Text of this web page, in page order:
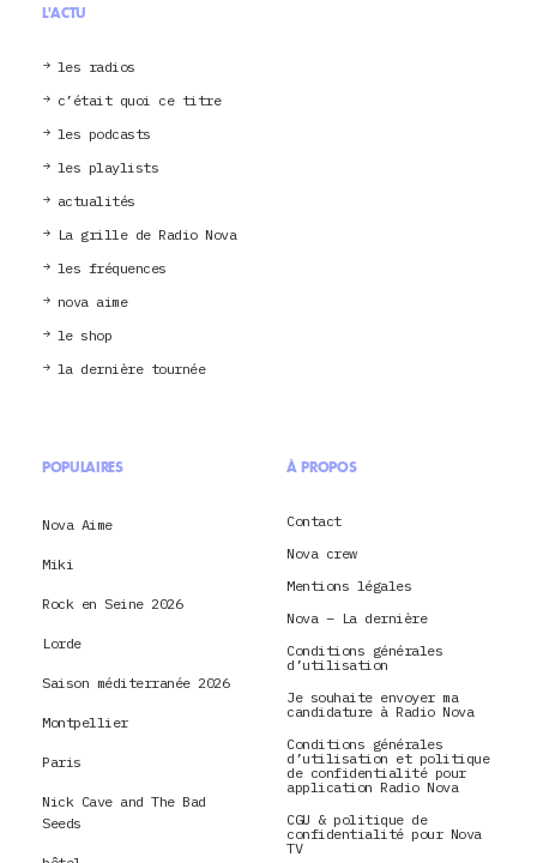
L'ACTU
les radios
c’était quoi ce titre
les podcasts
les playlists
actualités
La grille de Radio Nova
les fréquences
nova aime
le shop
la dernière tournée
POPULAIRES
Nova Aime
Miki
Rock en Seine 2026
Lorde
Saison méditerranée 2026
Montpellier
Paris
Nick Cave and The Bad
Seeds
À PROPOS
Contact
Nova crew
Mentions légales
Nova – La dernière
Conditions générales
d’utilisation
Je souhaite envoyer ma
candidature à Radio Nova
Conditions générales
d’utilisation et politique
de confidentialité pour
application Radio Nova
CGU & politique de
confidentialité pour Nova
TV